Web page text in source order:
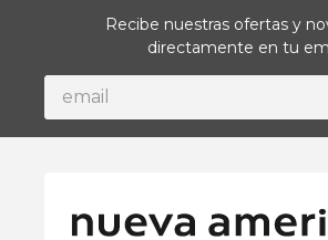
Recibe nuestras ofertas y
directamente en tu